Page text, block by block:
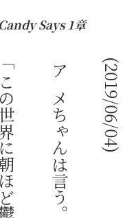
Candy Says 1章
(2019/06/04)
アメちゃんは言う。